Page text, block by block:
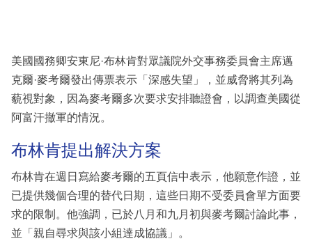
區
美國國務卿安東尼·布林肯對眾議院外交事務委員會主席邁
克爾·麥考爾發出傳票表示「深感失望」，並威脅將其列為
藐視對象，因為麥考爾多次要求安排聽證會，以調查美國從
阿富汗撤軍的情況。
布林肯提出解決方案
布林肯在週日寫給麥考爾的五頁信中表示，他願意作證，並
已提供幾個合理的替代日期，這些日期不受委員會單方面要
求的限制。他強調，已於八月和九月初與麥考爾討論此事，
並「親自尋求與該小組達成協議」。